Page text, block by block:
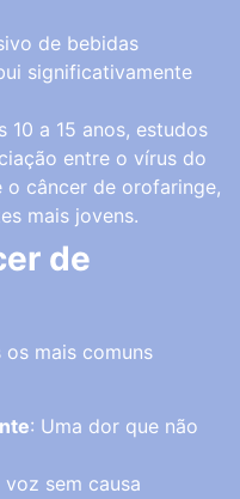
de bebidas
significativamente
10 a 15 anos, estudos
entre o vírus do
o câncer de orofaringe,
mais jovens.
de
os mais comuns
: Uma dor que não
sem causa